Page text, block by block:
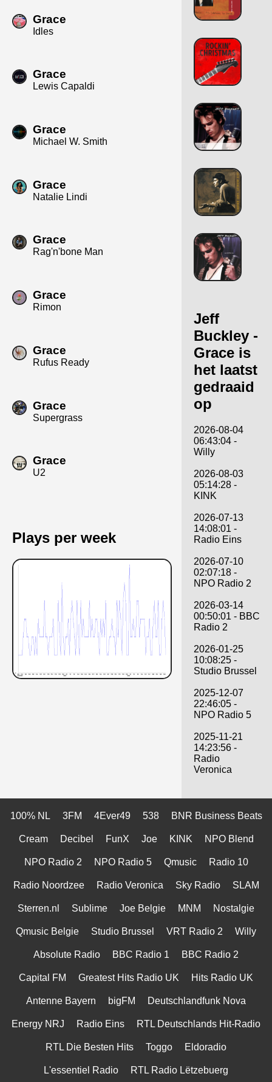
Grace
Idles
Grace
Lewis Capaldi
Grace
Michael W. Smith
Grace
Natalie Lindi
Grace
Rag'n'bone Man
Grace
Rimon
Grace
Rufus Ready
Grace
Supergrass
Grace
U2
Plays per week
Jeff
Buckley -
Grace is
het laatst
gedraaid
op
2026-08-04
06:43:04 -
Willy
2026-08-03
05:14:28 -
KINK
2026-07-13
14:08:01 -
Radio Eins
2026-07-10
02:07:18 -
NPO Radio 2
2026-03-14
00:50:01 - BBC
Radio 2
2026-01-25
10:08:25 -
Studio Brussel
2025-12-07
22:46:05 -
NPO Radio 5
2025-11-21
14:23:56 -
Radio
Veronica
100% NL 3FM 4Ever49 538 BNR Business Beats
Cream Decibel FunX Joe KINK NPO Blend
NPO Radio 2 NPO Radio 5 Qmusic Radio 10
Radio Noordzee Radio Veronica Sky Radio SLAM
Sterren.nl Sublime Joe Belgie MNM Nostalgie
Qmusic Belgie Studio Brussel VRT Radio 2 Willy
Absolute Radio BBC Radio 1 BBC Radio 2
Capital FM Greatest Hits Radio UK Hits Radio UK
Antenne Bayern bigFM Deutschlandfunk Nova
Energy NRJ Radio Eins RTL Deutschlands Hit-Radio
RTL Die Besten Hits Toggo Eldoradio
L'essentiel Radio RTL Radio Lëtzebuerg